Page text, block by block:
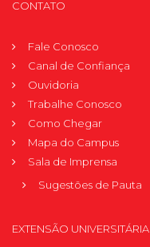
CONTATO
Fale Conosco
Canal de Confiança
Ouvidoria
Trabalhe Conosco
Como Chegar
Mapa do Campus
Sala de Imprensa
Sugestões de Pauta
EXTENSÃO UNIVERSITÁRIA